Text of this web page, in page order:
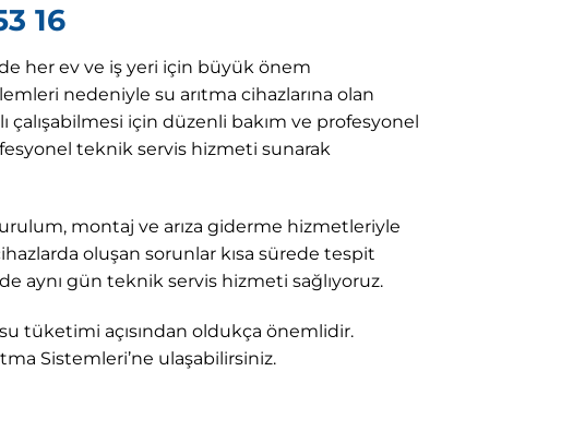
16
her ev ve iş yeri için büyük önem
nedeniyle su arıtma cihazlarına olan
çalışabilmesi için düzenli bakım ve profesyonel
teknik servis hizmeti sunarak
montaj ve arıza giderme hizmetleriyle
oluşan sorunlar kısa sürede tespit
aynı gün teknik servis hizmeti sağlıyoruz.
tüketimi açısından oldukça önemlidir.
Sistemleri’ne ulaşabilirsiniz.